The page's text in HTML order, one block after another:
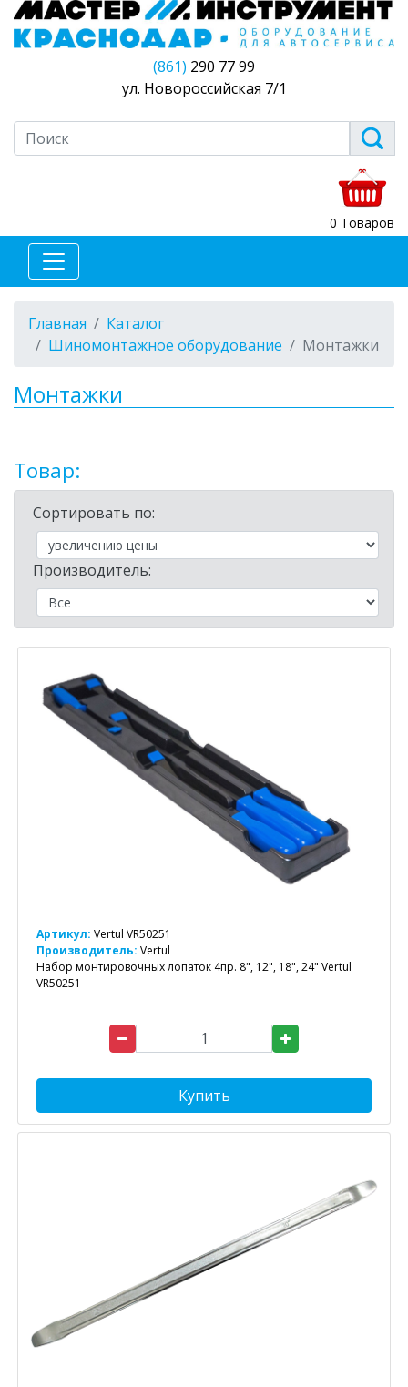
(861) 290 77 99
ул. Новороссийская 7/1
0 Товаров
Главная
Каталог
Шиномонтажное оборудование
Монтажки
Монтажки
Товар:
Сортировать по:
Производитель:
Артикул: Vertul VR50251
Производитель: Vertul
Набор монтировочных лопаток 4пр. 8", 12", 18", 24" Vertul
VR50251
Купить